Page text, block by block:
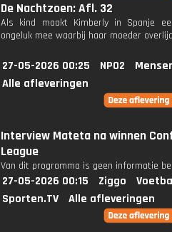
De Nachtzoen: Afl. 32
Als kind maakt Kimberly in Spanje
ongeluk mee waarbij haar moeder
27-05-2026 00:25 NPO2
Alle afleveringen
Interview Mateta na winnen
League
Van dit programma is geen informatie
27-05-2026 00:15 Ziggo
Sporten.TV
Alle afleveringen